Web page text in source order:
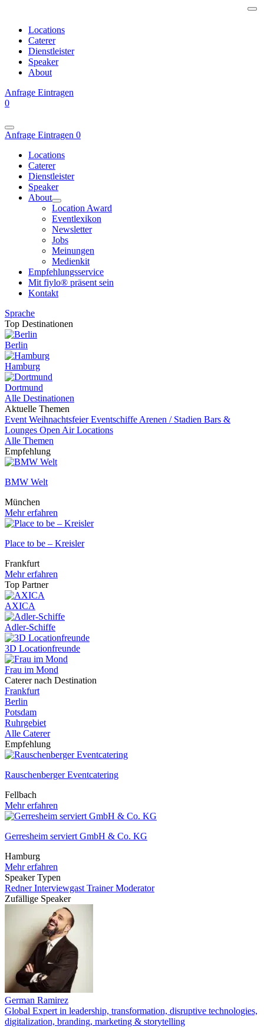
Locations
Caterer
Dienstleister
Speaker
About
Anfrage Eintragen
0
Anfrage Eintragen 0
Locations
Caterer
Dienstleister
Speaker
About
Location Award
Eventlexikon
Newsletter
Jobs
Meinungen
Medienkit
Empfehlungsservice
Mit fiylo® präsent sein
Kontakt
Sprache
Top Destinationen
Berlin
Hamburg
Dortmund
Alle Destinationen
Aktuelle Themen
Event WeihnachtsfeierEventschiffe Arenen / Stadien Bars &
Lounges Open Air Locations
Alle Themen
Empfehlung
BMW Welt
München
Mehr erfahren
Place to be – Kreisler
Frankfurt
Mehr erfahren
Top Partner
AXICA
Adler-Schiffe
3D Locationfreunde
Frau im Mond
Caterer nach Destination
Frankfurt
Berlin
Potsdam
Ruhrgebiet
Alle Caterer
Empfehlung
Rauschenberger Eventcatering
Fellbach
Mehr erfahren
Gerresheim serviert GmbH & Co. KG
Hamburg
Mehr erfahren
Speaker Typen
RednerInterviewgast TrainerModerator
Zufällige Speaker
German Ramirez
Global Expert in leadership, transformation, disruptive technologies,
digitalization, branding, marketing & storytelling